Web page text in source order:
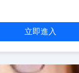
立即進入